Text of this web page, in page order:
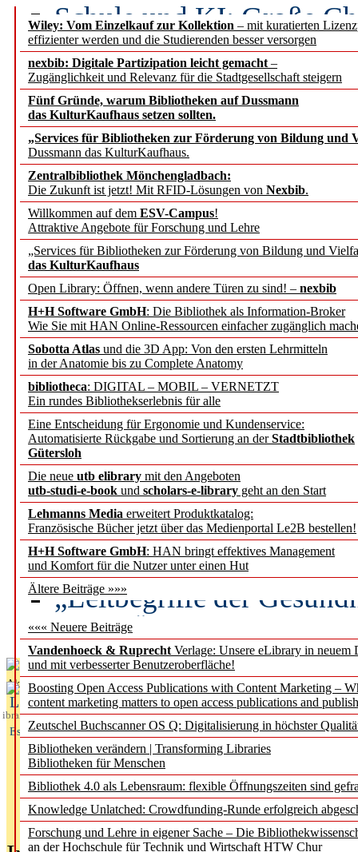
Wiley: Vom Einzelkauf zur Kollektion – mit kuratierten
effizienter werden und die Studierenden besser versorgen
nexbib: Digitale Partizipation leicht gemacht –
Zugänglichkeit und Relevanz für die Stadtgesellschaft steigern
Fünf Gründe, warum Bibliotheken auf Dussmann
das KulturKaufhaus setzen sollten.
„Services für Bibliotheken zur Förderung von Bildung und
Dussmann das KulturKaufhaus.
Zentralbibliothek Mönchengladbach:
Die Zukunft ist jetzt! Mit RFID-Lösungen von Nexbib.
Willkommen auf dem ESV-Campus!
Attraktive Angebote für Forschung und Lehre
„Services für Bibliotheken zur Förderung von Bildung und
das KulturKaufhaus
Open Library: Öffnen, wenn andere Türen zu sind! – nexbib
H+H Software GmbH: Die Bibliothek als Information-Broker
Wie Sie mit HAN Online-Ressourcen einfacher zugänglich
Sobotta Atlas und die 3D App: Von den ersten Lehrmitteln
in der Anatomie bis zu Complete Anatomy
bibliotheca: DIGITAL – MOBIL – VERNETZT
Ein rundes Bibliothekserlebnis für alle
Eine Entscheidung für Ergonomie und Kundenservice:
Automatisierte Rückgabe und Sortierung an derStadtbibliothek
Gütersloh
Die neue utb elibrary mit den Angeboten
utb-studi-e-book und scholars-e-library geht an den Start
Lehmanns Media erweitert Produktkatalog:
Französische Bücher jetzt über das Medienportal Le2B bestellen!
H+H Software GmbH: HAN bringt effektives Management
und Komfort für die Nutzer unter einen Hut
Ältere Beiträge »»»
««« Neuere Beiträge
Vandenhoeck & Ruprecht Verlage: Unsere eLibrary in neuem
und mit verbesserter Benutzeroberfläche!
Boosting Open Access Publications with Content Marketing –
content marketing matters to open access publications and
Zeutschel Buchscanner OS Q: Digitalisierung in höchster
Bibliotheken verändern | Transforming Libraries
Bibliotheken für Menschen
Bibliothek 4.0 als Lebensraum: flexible Öffnungszeiten sind
Knowledge Unlatched: Crowdfunding-Runde erfolgreich
Forschung und Lehre in eigener Sache – Die
an der Hochschule für Technik und Wirtschaft HTW Chur
Schule und KI: Große
Voraussetzungen
Erfolgreiches erstes
Segment Research –
angepasst
konstruktiv!
Mohr Siebeck
und die Zeitschrift für
Francke Attempto
EBSCO Information
Recherchefunktionen in
Sorbisches Institut neu
Geschichte und
Künstliche Intelligenz
besser zu verstehen
„Leitbegriffe der
des BIÖG erscheinen
Aktuelles aus
L
ibrary
Essentials